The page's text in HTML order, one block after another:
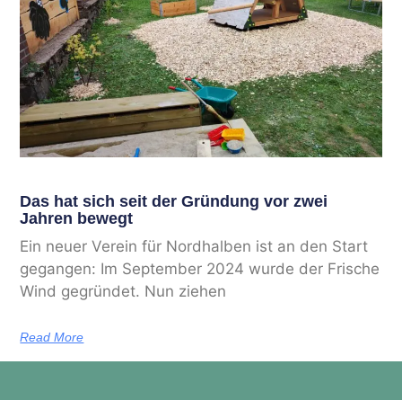
Das hat sich seit der Gründung vor zwei
Jahren bewegt
Ein neuer Verein für Nordhalben ist an den Start
gegangen: Im September 2024 wurde der Frische
Wind gegründet. Nun ziehen
Read More